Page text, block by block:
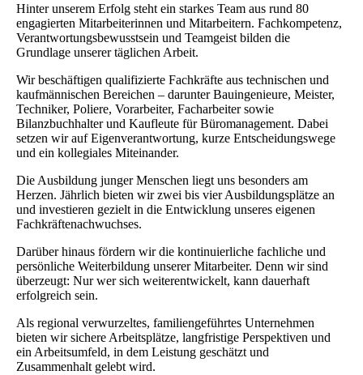
Hinter unserem Erfolg steht ein starkes Team aus rund 80
engagierten Mitarbeiterinnen und Mitarbeitern. Fachkompetenz,
Verantwortungsbewusstsein und Teamgeist bilden die
Grundlage unserer täglichen Arbeit.
Wir beschäftigen qualifizierte Fachkräfte aus technischen und
kaufmännischen Bereichen – darunter Bauingenieure, Meister,
Techniker, Poliere, Vorarbeiter, Facharbeiter sowie
Bilanzbuchhalter und Kaufleute für Büromanagement. Dabei
setzen wir auf Eigenverantwortung, kurze Entscheidungswege
und ein kollegiales Miteinander.
Die Ausbildung junger Menschen liegt uns besonders am
Herzen. Jährlich bieten wir zwei bis vier Ausbildungsplätze an
und investieren gezielt in die Entwicklung unseres eigenen
Fachkräftenachwuchses.
Darüber hinaus fördern wir die kontinuierliche fachliche und
persönliche Weiterbildung unserer Mitarbeiter. Denn wir sind
überzeugt: Nur wer sich weiterentwickelt, kann dauerhaft
erfolgreich sein.
Als regional verwurzeltes, familiengeführtes Unternehmen
bieten wir sichere Arbeitsplätze, langfristige Perspektiven und
ein Arbeitsumfeld, in dem Leistung geschätzt und
Zusammenhalt gelebt wird.